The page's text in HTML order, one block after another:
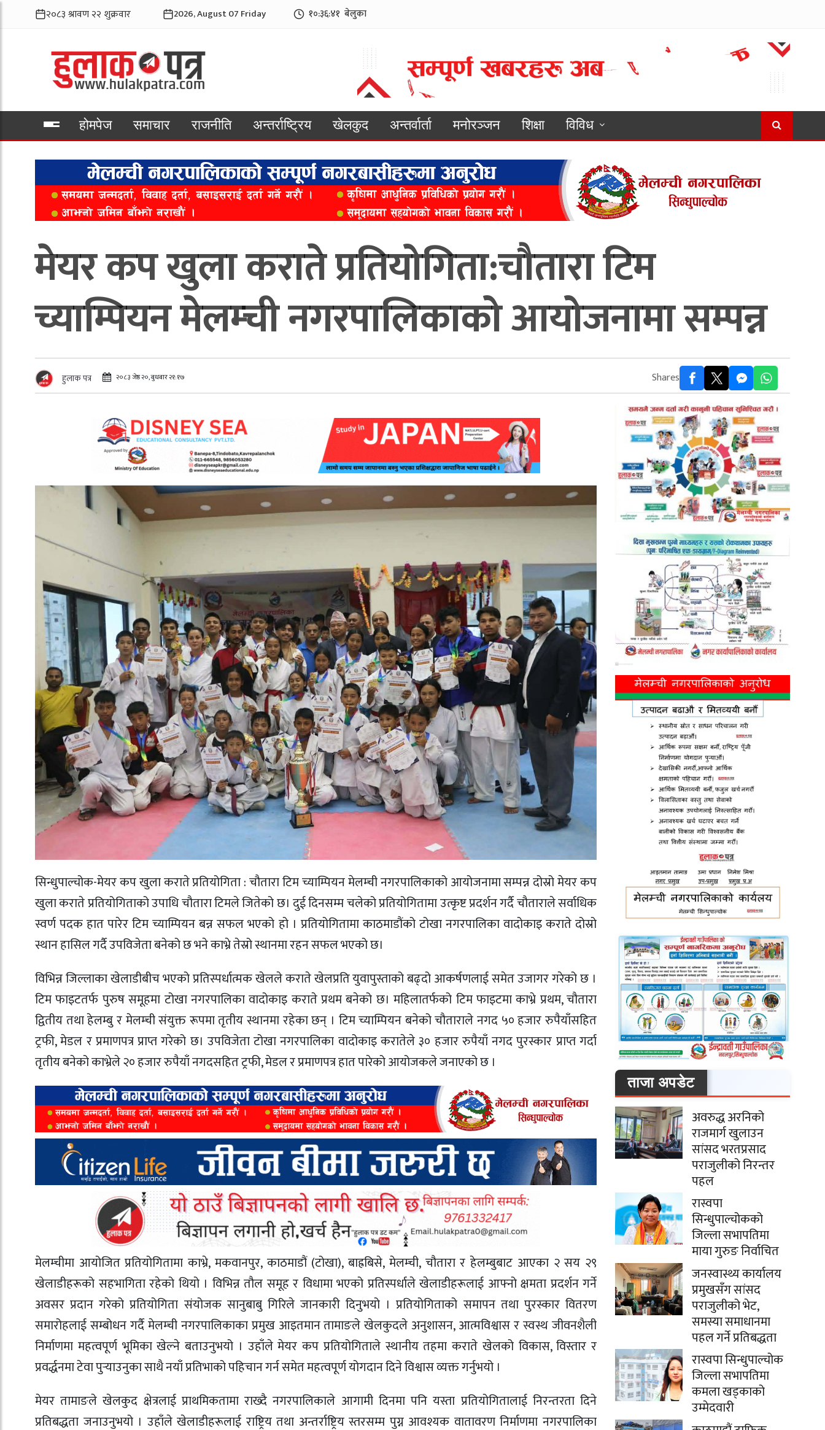
2026, August 07 Friday १०:३६:४३ बेलुका
होमपेज समाचार राजनीति अन्तर्राष्ट्रिय खेलकुद अन्तर्वार्ता मनोरञ्जन शिक्षा
विविध
मेयर कप खुला कराते प्रतियोगिता:चौतारा टिम
च्याम्पियन मेलम्ची नगरपालिकाको आयोजनामा सम्पन्न
हुलाक पत्र २०८३ जेष्ठ २०, बुधबार २१:१७ Shares
सिन्धुपाल्चोक-मेयर कप खुला कराते प्रतियोगिता : चौतारा टिम च्याम्पियन मेलम्ची नगरपालिकाको आयोजनामा सम्पन्न दोस्रो मेयर कप
खुला कराते प्रतियोगिताको उपाधि चौतारा टिमले जितेको छ। दुई दिनसम्म चलेको प्रतियोगितामा उत्कृष्ट प्रदर्शन गर्दै चौताराले सर्वाधिक
स्वर्ण पदक हात पारेर टिम च्याम्पियन बन्न सफल भएको हो । प्रतियोगितामा काठमाडौंको टोखा नगरपालिका वादोकाइ कराते दोस्रो
स्थान हासिल गर्दै उपविजेता बनेको छ भने काभ्रे तेस्रो स्थानमा रहन सफल भएको छ।
विभिन्न जिल्लाका खेलाडीबीच भएको प्रतिस्पर्धात्मक खेलले कराते खेलप्रति युवापुस्ताको बढ्दो आकर्षणलाई समेत उजागर गरेको छ ।
टिम फाइटतर्फ पुरुष समूहमा टोखा नगरपालिका वादोकाइ कराते प्रथम बनेको छ। महिलातर्फको टिम फाइटमा काभ्रे प्रथम, चौतारा
द्वितीय तथा हेलम्बु र मेलम्ची संयुक्त रूपमा तृतीय स्थानमा रहेका छन् । टिम च्याम्पियन बनेको चौताराले नगद ५० हजार रुपैयाँसहित
ट्रफी, मेडल र प्रमाणपत्र प्राप्त गरेको छ। उपविजेता टोखा नगरपालिका वादोकाइ करातेले ३० हजार रुपैयाँ नगद पुरस्कार प्राप्त गर्दा
तृतीय बनेको काभ्रेले २० हजार रुपैयाँ नगदसहित ट्रफी, मेडल र प्रमाणपत्र हात पारेको आयोजकले जनाएको छ ।
मेलम्चीमा आयोजित प्रतियोगितामा काभ्रे, मकवानपुर, काठमाडौं (टोखा), बाह्रबिसे, मेलम्ची, चौतारा र हेलम्बुबाट आएका २ सय २९
खेलाडीहरूको सहभागिता रहेको थियो । विभिन्न तौल समूह र विधामा भएको प्रतिस्पर्धाले खेलाडीहरूलाई आफ्नो क्षमता प्रदर्शन गर्ने
अवसर प्रदान गरेको प्रतियोगिता संयोजक सानुबाबु गिरिले जानकारी दिनुभयो । प्रतियोगिताको समापन तथा पुरस्कार वितरण
समारोहलाई सम्बोधन गर्दै मेलम्ची नगरपालिकाका प्रमुख आइतमान तामाङले खेलकुदले अनुशासन, आत्मविश्वास र स्वस्थ जीवनशैली
निर्माणमा महत्वपूर्ण भूमिका खेल्ने बताउनुभयो । उहाँले मेयर कप प्रतियोगिताले स्थानीय तहमा कराते खेलको विकास, विस्तार र
प्रवर्द्धनमा टेवा पुर्याउनुका साथै नयाँ प्रतिभाको पहिचान गर्न समेत महत्वपूर्ण योगदान दिने विश्वास व्यक्त गर्नुभयो ।
मेयर तामाङले खेलकुद क्षेत्रलाई प्राथमिकतामा राख्दै नगरपालिकाले आगामी दिनमा पनि यस्ता प्रतियोगितालाई निरन्तरता दिने
प्रतिबद्धता जनाउनुभयो । उहाँले खेलाडीहरूलाई राष्ट्रिय तथा अन्तर्राष्ट्रिय स्तरसम्म पुग्न आवश्यक वातावरण निर्माणमा नगरपालिका
ताजा अपडेट
अवरुद्ध अरनिको
राजमार्ग खुलाउन
सांसद भरतप्रसाद
पराजुलीको निरन्तर
पहल
रास्वपा
सिन्धुपाल्चोकको
जिल्ला सभापतिमा
माया गुरुङ निर्वाचित
जनस्वास्थ्य कार्यालय
प्रमुखसँग सांसद
पराजुलीको भेट,
समस्या समाधानमा
पहल गर्ने प्रतिबद्धता
रास्वपा सिन्धुपाल्चोक
जिल्ला सभापतिमा
कमला खड्काको
उम्मेदवारी